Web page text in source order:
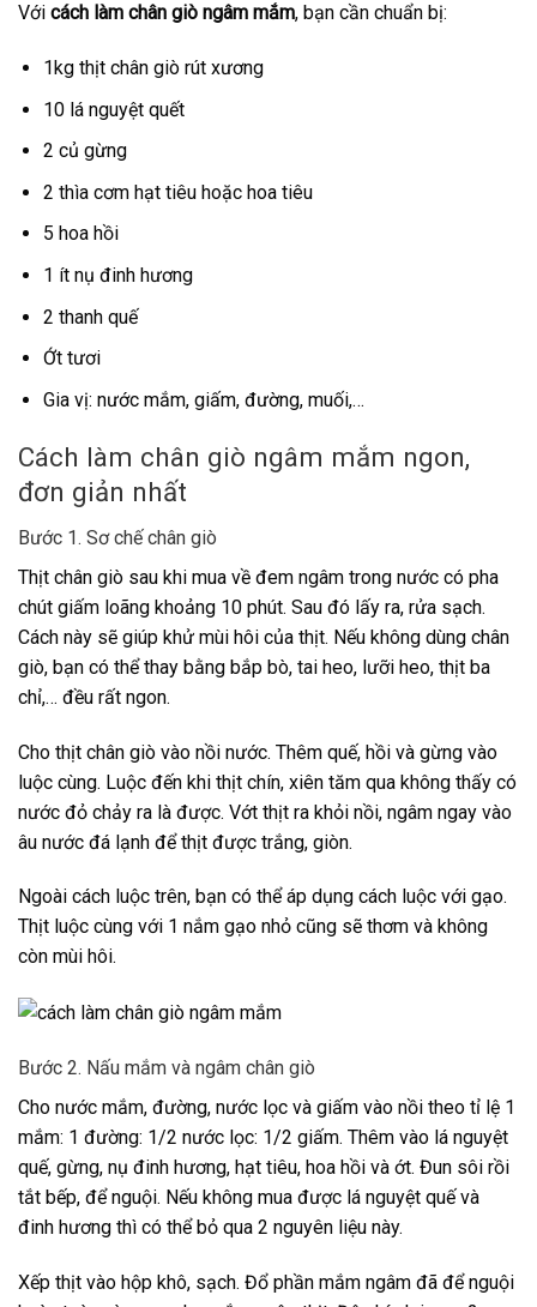
Với cách làm chân giò ngâm mắm, bạn cần chuẩn bị:
1kg thịt chân giò rút xương
10 lá nguyệt quết
2 củ gừng
2 thìa cơm hạt tiêu hoặc hoa tiêu
5 hoa hồi
1 ít nụ đinh hương
2 thanh quế
Ớt tươi
Gia vị: nước mắm, giấm, đường, muối,…
Cách làm chân giò ngâm mắm ngon,
đơn giản nhất
Bước 1. Sơ chế chân giò
Thịt chân giò sau khi mua về đem ngâm trong nước có pha
chút giấm loãng khoảng 10 phút. Sau đó lấy ra, rửa sạch.
Cách này sẽ giúp khử mùi hôi của thịt. Nếu không dùng chân
giò, bạn có thể thay bằng bắp bò, tai heo, lưỡi heo, thịt ba
chỉ,… đều rất ngon.
Cho thịt chân giò vào nồi nước. Thêm quế, hồi và gừng vào
luộc cùng. Luộc đến khi thịt chín, xiên tăm qua không thấy có
nước đỏ chảy ra là được. Vớt thịt ra khỏi nồi, ngâm ngay vào
âu nước đá lạnh để thịt được trắng, giòn.
Ngoài cách luộc trên, bạn có thể áp dụng cách luộc với gạo.
Thịt luộc cùng với 1 nắm gạo nhỏ cũng sẽ thơm và không
còn mùi hôi.
Bước 2. Nấu mắm và ngâm chân giò
Cho nước mắm, đường, nước lọc và giấm vào nồi theo tỉ lệ 1
mắm: 1 đường: 1/2 nước lọc: 1/2 giấm. Thêm vào lá nguyệt
quế, gừng, nụ đinh hương, hạt tiêu, hoa hồi và ớt. Đun sôi rồi
tắt bếp, để nguội. Nếu không mua được lá nguyệt quế và
đinh hương thì có thể bỏ qua 2 nguyên liệu này.
Xếp thịt vào hộp khô, sạch. Đổ phần mắm ngâm đã để nguội